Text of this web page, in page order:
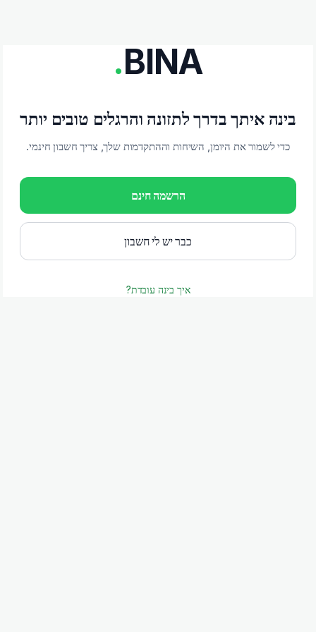
BINA
.
בינה איתך בדרך לתזונה והרגלים טובים יותר
כדי לשמור את היומן, השיחות וההתקדמות שלך, צריך חשבון חינמי.
הרשמה חינם
כבר יש לי חשבון
איך בינה עובדת?